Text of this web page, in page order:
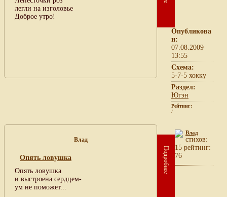
легли на изголовье
Доброе утро!
Опубликова
н:
07.08.2009
13:55
Схема:
5-7-5 хокку
Раздел:
Югэн
Рейтинг:
/
Влад
Опять ловушка
Опять ловушка
и выстроена сердцем-
ум не поможет...
Подробнее
Влад
cтихов:
15 рейтинг:
76